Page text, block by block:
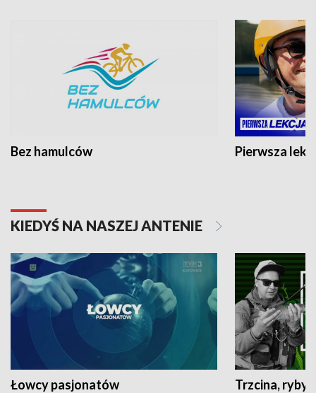
Bez hamulców Pierwsza
KIEDYŚ NA NASZEJ ANTENIE
Łowcy pasjonatów Trzcina, ryby